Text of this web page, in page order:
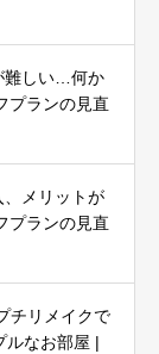
難しい…何か
プランの見直
メリットが
プランの見直
チリメイクで
ルなお部屋 |